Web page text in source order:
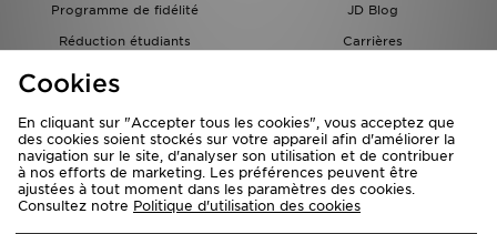
Programme de fidélité
JD Blog
Réduction étudiants
Carrières
Carte Cadeau
Cookies
En cliquant sur "Accepter tous les cookies", vous acceptez que
des cookies soient stockés sur votre appareil afin d'améliorer la
navigation sur le site, d'analyser son utilisation et de contribuer
à nos efforts de marketing. Les préférences peuvent être
ajustées à tout moment dans les paramètres des cookies.
Consultez notre Politique d'utilisation des cookies